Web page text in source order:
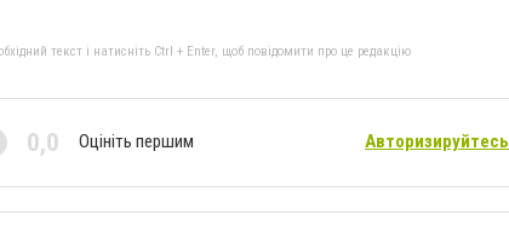
текст і натисніть Ctrl + Enter, щоб повідомити про це редакцію
0,0 Оцініть першим Авторизируйтесь